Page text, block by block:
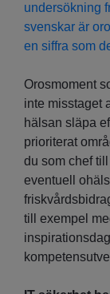
undersökning
svenskar är
en siffra som
Orosmoment
inte misstaget
hälsan släpa
prioriterat
du som chef
eventuell
till exempel